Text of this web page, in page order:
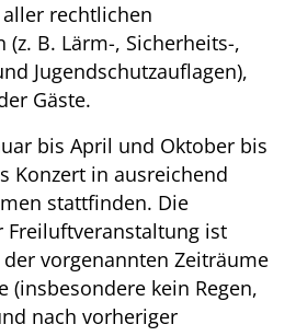
rechtlichen
(z. B. Lärm-, Sicherheits-,
Jugendschutzauflagen),
Gäste.
bis April und Oktober bis
Konzert in ausreichend
stattfinden. Die
Freiluftveranstaltung ist
vorgenannten Zeiträume
(insbesondere kein Regen,
nach vorheriger